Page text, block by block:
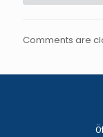
Comments are